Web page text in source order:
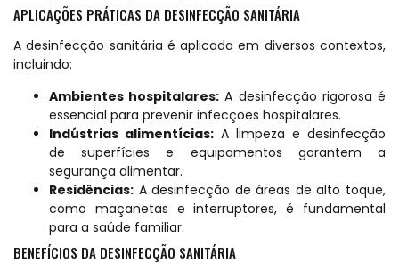
APLICAÇÕES PRÁTICAS DA DESINFECÇÃO SANITÁRIA
A desinfecção sanitária é aplicada em diversos contextos,
incluindo:
Ambientes hospitalares: A desinfecção rigorosa é
essencial para prevenir infecções hospitalares.
Indústrias alimentícias: A limpeza e desinfecção
de superfícies e equipamentos garantem a
segurança alimentar.
Residências: A desinfecção de áreas de alto toque,
como maçanetas e interruptores, é fundamental
para a saúde familiar.
BENEFÍCIOS DA DESINFECÇÃO SANITÁRIA